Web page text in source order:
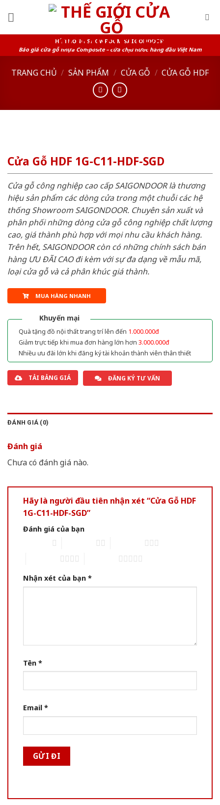
HỆ THỐNG SHOWROOM SAIGONDOOR
Báo giá cửa gỗ nhựa Composite – cửa chịu nước hàng đầu Việt Nam
TRANG CHỦ / SẢN PHẨM / CỬA GỖ / CỬA GỖ HDF
Cửa Gỗ HDF 1G-C11-HDF-SGD
Cửa gỗ công nghiệp cao cấp SAIGONDOOR là thương
hiệu sản phẩm các dòng cửa trong một chuỗi các hệ
thống Showroom SAIGONDOOR. Chuyên sản xuất và
phân phối những dòng cửa gỗ công nghiệp chất lượng
cao, giá thành phù hợp với mọi nhu cầu khách hàng.
Trên hết, SAIGONDOOR còn có những chính sách bán
hàng ƯU ĐÃI CAO đi kèm với sự đa dạng về mẫu mã,
loại cửa gỗ và cả phân khúc giá thành.
MUA HÀNG NHANH
Khuyến mại
Quà tặng đồ nội thất trang trí lên đến 1.000.000đ
Giảm trực tiếp khi mua đơn hàng lớn hơn 3.000.000đ
Nhiều ưu đãi lớn khi đăng ký tài khoản thành viên thân thiết
TẢI BẢNG GIÁ ĐĂNG KÝ TƯ VẤN
ĐÁNH GIÁ (0)
Đánh giá
Chưa có đánh giá nào.
Hãy là người đầu tiên nhận xét “Cửa Gỗ HDF
1G-C11-HDF-SGD”
Đánh giá của bạn
Nhận xét của bạn *
Tên *
Email *